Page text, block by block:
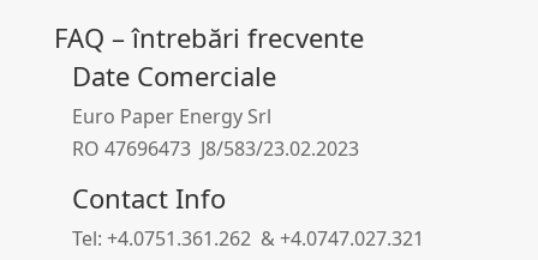
FAQ – întrebări frecvente
Date Comerciale
Euro Paper Energy Srl
RO 47696473 J8/583/23.02.2023
Contact Info
Tel: +4.0751.361.262 & +4.0747.027.321